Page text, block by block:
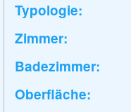
Typologie:
Zimmer:
Badezimmer:
Oberfläche: